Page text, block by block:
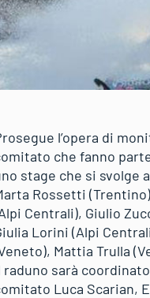
l’opera di
che fanno
stage che si svolge
Rossetti
Centrali), Giulio
Lorini (Alpi
Mattia Trulla
raduno sarà
Luca Scarian,